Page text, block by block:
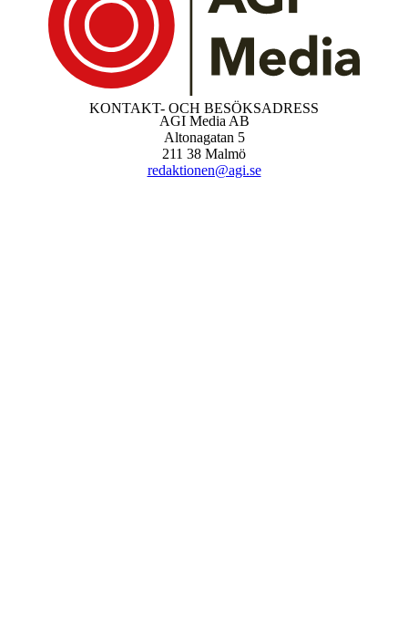
KONTAKT- OCH BESÖKSADRESS
AGI Media AB
Altonagatan 5
211 38 Malmö
redaktionen@agi.se